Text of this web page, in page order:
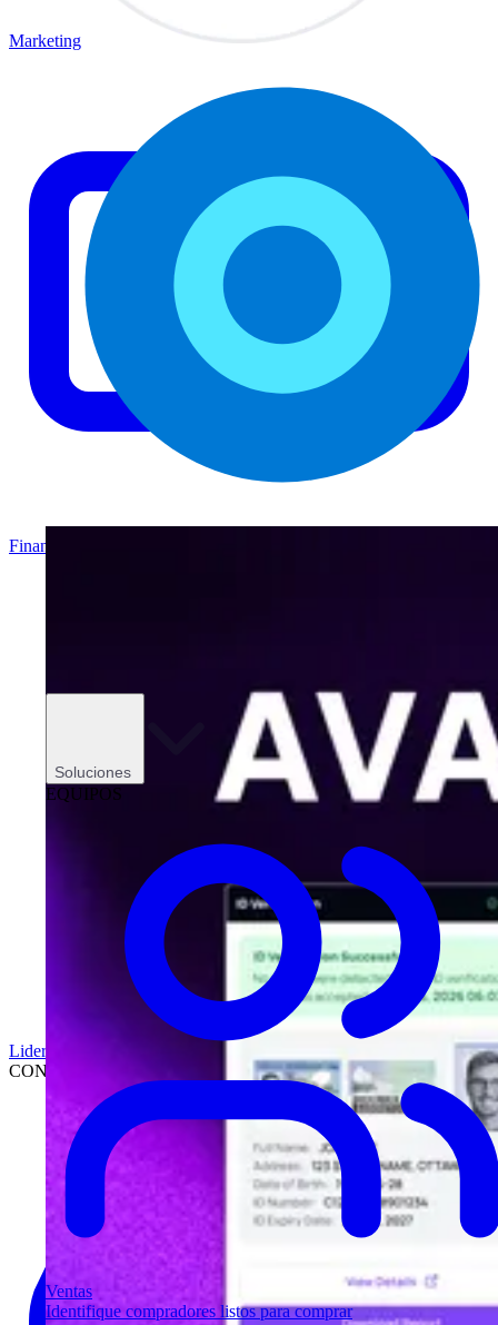
Soluciones
EQUIPOS
Ventas
Identifique compradores listos para comprar
Marketing
Finanzas
Liderazgo
CONCESIONARIOS